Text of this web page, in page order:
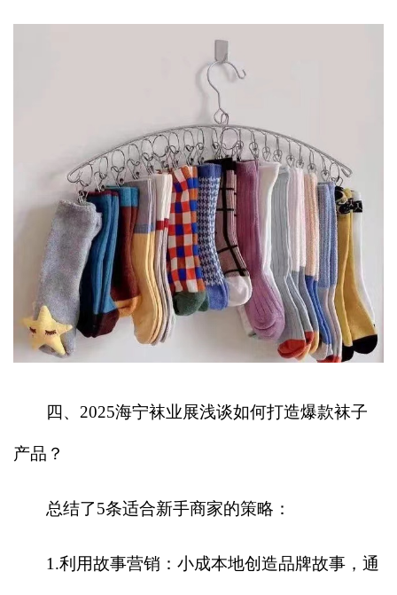
四、2025海宁袜业展浅谈如何打造爆款袜子
产品？
总结了5条适合新手商家的策略：
1.利用故事营销：小成本地创造品牌故事，通